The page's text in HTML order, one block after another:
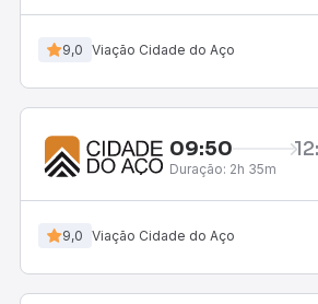
9,0 Viação Cidade do Aço
09:50
Duração: 2h 35m
9,0 Viação Cidade do Aço